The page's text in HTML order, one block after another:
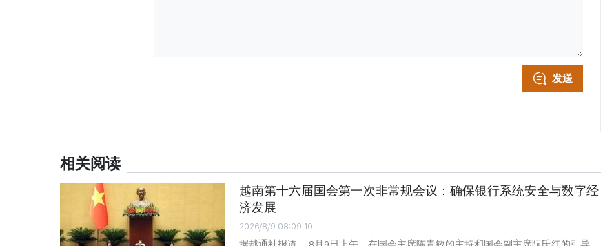
发送
相关阅读
越南第十六届国会第一次非常规会议：确保银行系统安全与数字经
济发展
2026/8/9 08:09:10
据越通社报道， 8月9日上午，在国会主席陈青敏的主持和国会副主席阮氏红的引导